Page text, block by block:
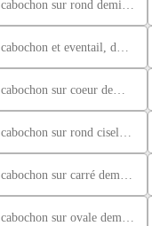
cabochon sur rond demi ciselé, blanc nacré bleu
cabochon et eventail, doré et marron
cabochon sur coeur demi ciselé, violet, orange et bleu
cabochon sur rond ciselé, argent et paillettes noires
cabochon sur carré demi ciselé, rose/rouge
cabochon sur ovale demi ciselé, bleu et violet